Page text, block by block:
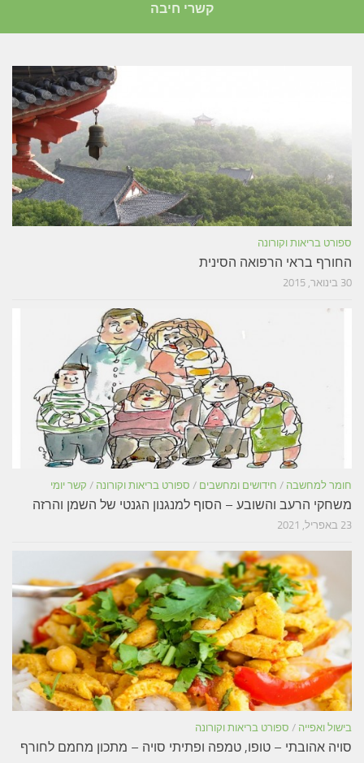
קשרי חיבה
ספורט בריאות וקורונה
החורף בראי הרפואה הסינית
30 בינואר, 2015
חומר למחשבה / חידושים ומחשבים / ספורט בריאות וקורונה / קשר יומי
משחקי הרעב והשובע – הסוף למנגנון הגנטי של השמן והרזה
23 באפריל, 2021
בישול ואפייה / ספורט בריאות וקורונה
סויה אהובתי – טופו, טמפה ופתיתי סויה – מתכון מחמם לחורף